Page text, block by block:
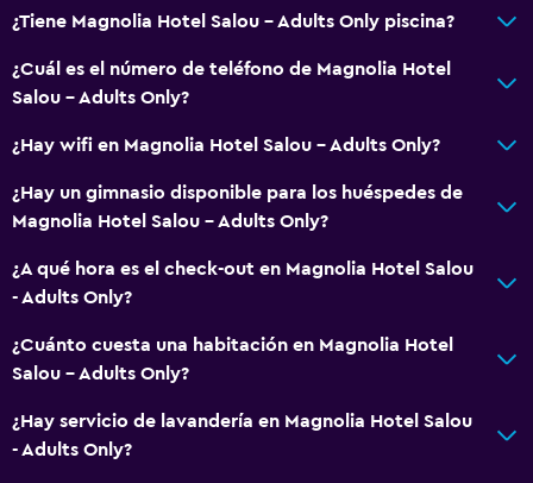
Servicio de conserjería
Instalaciones para reuniones
Servicio de habitaciones
Mostrador de información turística
Acceso con tarjeta
Masaje de pies
Recepción 24 horas
Salas de conferencia
Caja fuerte
Botella de agua
Accesibilidad y adecuación
¿Tiene Magnolia Hotel Salou - Adults Only piscina?
¿Cuál es el número de teléfono de Magnolia Hotel
Salou - Adults Only?
¿Hay wifi en Magnolia Hotel Salou - Adults Only?
¿Hay un gimnasio disponible para los huéspedes de
Magnolia Hotel Salou - Adults Only?
¿A qué hora es el check-out en Magnolia Hotel Salou
- Adults Only?
¿Cuánto cuesta una habitación en Magnolia Hotel
Salou - Adults Only?
¿Hay servicio de lavandería en Magnolia Hotel Salou
- Adults Only?